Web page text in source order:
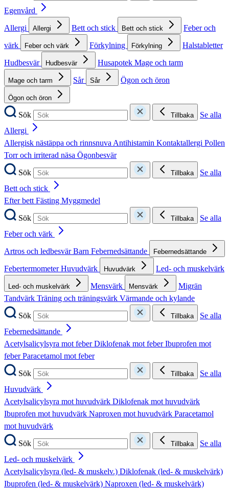
Egenvård
Allergi
Allergi Bett och stick Bett och stick
Feber och
värk
Feber och värk Förkylning Förkylning
Halstabletter
Hudbesvär
Hudbesvär Husapotek Mage och tarm
Mage och tarm Sår Sår Ögon och öron
Ögon och öron
Sök Tillbaka
Se alla
Allergi
Allergisk nästäppa och rinnsnuvaAntihistamin Kontaktallergi Pollen
Torr och irriterad näsa Ögonbesvär
Sök
Tillbaka
Se alla
Bett och stick
Efter bettFästing Myggmedel
Sök
Tillbaka
Se alla
Feber och värk
Artros och ledbesvärBarn Febernedsättande Febernedsättande
FebertermometerHuvudvärk Huvudvärk Led- och muskelvärk
Led- och muskelvärk Mensvärk Mensvärk
Migrän
Tandvärk Träning och träningsvärk Värmande och kylande
Sök
Tillbaka
Se alla
Febernedsättande
Acetylsalicylsyra mot feberDiklofenak mot feberIbuprofen mot
feberParacetamol mot feber
Sök
Tillbaka
Se alla
Huvudvärk
Acetylsalicylsyra mot huvudvärk Diklofenak mot huvudvärk
Ibuprofen mot huvudvärk Naproxen mot huvudvärk Paracetamol
mot huvudvärk
Sök
Tillbaka
Se alla
Led- och muskelvärk
Acetylsalicylsyra (led- & muskelv.) Diklofenak (led- & muskelvärk)
Ibuprofen (led- & muskelvärk) Naproxen (led- & muskelvärk)